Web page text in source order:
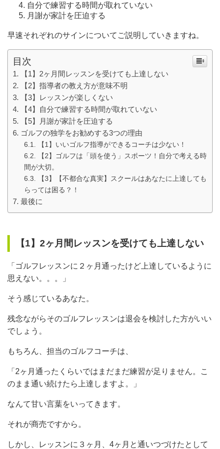
自分で練習する時間が取れていない
月謝が家計を圧迫する
早速それぞれのサインについてご説明していきますね。
目次
【1】2ヶ月間レッスンを受けても上達しない
【2】指導者の教え方が意味不明
【3】レッスンが楽しくない
【4】自分で練習する時間が取れていない
【5】月謝が家計を圧迫する
ゴルフの独学をお勧めする3つの理由
【1】いいゴルフ指導ができるコーチは少ない！
【2】ゴルフは「頭を使う」スポーツ！自分で考える時
間が大切。
【3】【不都合な真実】スクールはあなたに上達しても
らっては困る？！
最後に
【1】2ヶ月間レッスンを受けても上達しない
「ゴルフレッスンに２ヶ月通ったけど上達しているように
思えない。。。」
そう感じているあなた。
残念ながらそのゴルフレッスンは退会を検討した方がいい
でしょう。
もちろん、担当のゴルフコーチは、
「2ヶ月通ったくらいではまだまだ練習が足りません。こ
のまま通い続けたら上達しますよ。」
なんて甘い言葉をいってきます。
それが商売ですから。
しかし、レッスンに３ヶ月、4ヶ月と通いつづけたとして